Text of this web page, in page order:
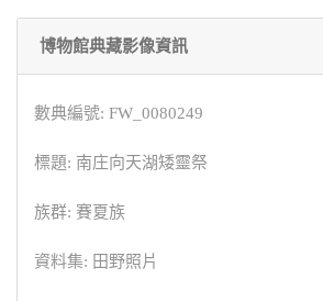
博物館典藏影像資訊
數典編號: FW_0080249
標題: 南庄向天湖矮靈祭
族群: 賽夏族
資料集: 田野照片